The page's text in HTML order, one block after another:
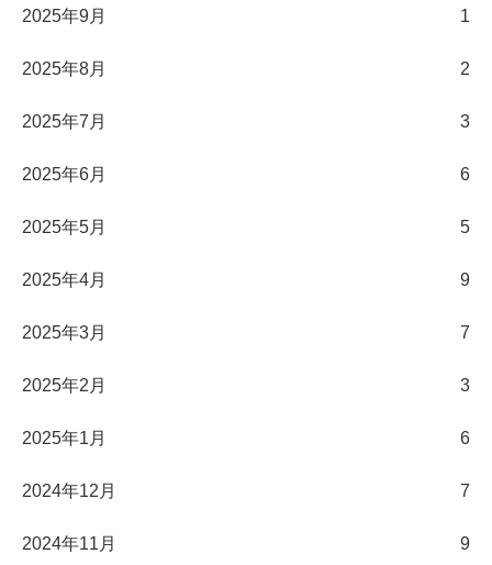
2025年9月 1
2025年8月 2
2025年7月 3
2025年6月 6
2025年5月 5
2025年4月 9
2025年3月 7
2025年2月 3
2025年1月 6
2024年12月 7
2024年11月 9